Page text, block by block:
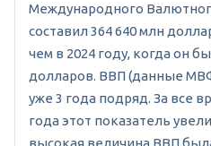
Международного
составил 364 640 млн
чем в 2024 году, когда он
долларов. ВВП (данные
уже 3 года подряд. За все
года этот показатель